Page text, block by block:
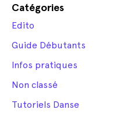
Catégories
Edito
Guide Débutants
Infos pratiques
Non classé
Tutoriels Danse